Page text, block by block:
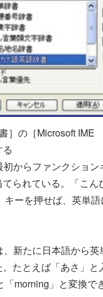
］の［Microsoft
初からファンクショ
られている。「こん
ーを押せば、英単語
、新たに日本語から英
たとえば「あさ」と
「morning」と変換で